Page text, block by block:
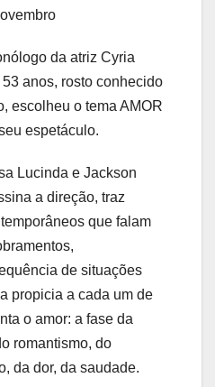
da atriz Cyria
anos, rosto conhecido
escolheu o tema AMOR
espetáculo.
Lucinda e Jackson
a direção, traz
que falam
de situações
propicia a cada um de
o amor: a fase da
romantismo, do
da dor, da saudade.